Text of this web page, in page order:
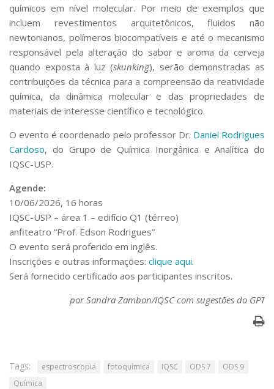
químicos em nível molecular. Por meio de exemplos que
incluem revestimentos arquitetônicos, fluidos não
newtonianos, polímeros biocompatíveis e até o mecanismo
responsável pela alteração do sabor e aroma da cerveja
quando exposta à luz (skunking), serão demonstradas as
contribuições da técnica para a compreensão da reatividade
química, da dinâmica molecular e das propriedades de
materiais de interesse científico e tecnológico.
O evento é coordenado pelo professor Dr. Daniel Rodrigues
Cardoso, do Grupo de Química Inorgânica e Analítica do
IQSC-USP.
Agende:
10/06/2026, 16 horas
IQSC-USP – área 1 – edifício Q1 (térreo)
anfiteatro “Prof. Edson Rodrigues”
O evento será proferido em inglês.
Inscrições e outras informações: clique aqui.
Será fornecido certificado aos participantes inscritos.
por Sandra Zambon/IQSC com sugestões do GPT
Tags: espectroscopia fotoquímica IQSC ODS 7
ODS 9
Química